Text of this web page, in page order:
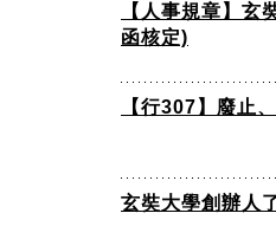
【人事規章】
函核定)
【行307】廢止
玄奘大學創辦人